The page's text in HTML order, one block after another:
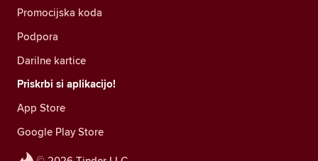
Promocijska koda
Podpora
Darilne kartice
Priskrbi si aplikacijo!
App Store
Google Play Store